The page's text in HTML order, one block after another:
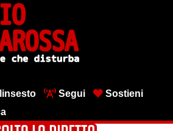
Segui
Sostieni